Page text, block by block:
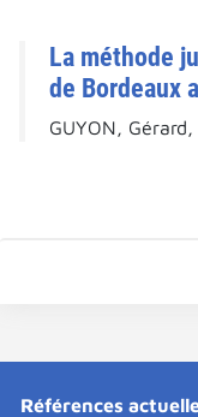
La méthode
de Bordeaux
GUYON, Gérard,
Références